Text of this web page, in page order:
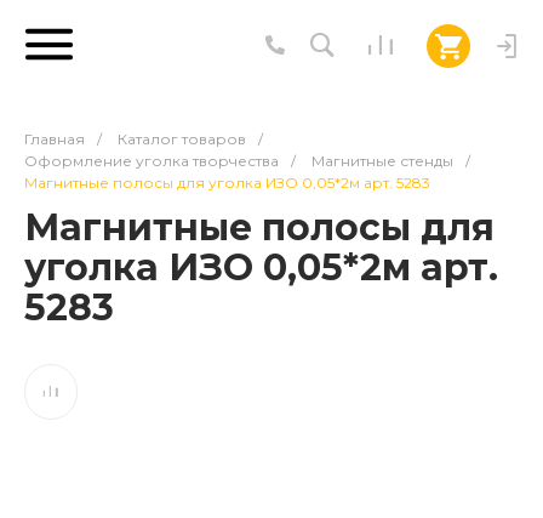
Главная / Каталог товаров
/
Оформление уголка творчества
/ Магнитные стенды
/
Магнитные полосы для уголка ИЗО 0,05*2м арт. 5283
Магнитные полосы для
уголка ИЗО 0,05*2м арт.
5283